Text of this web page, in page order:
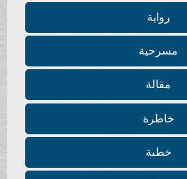
رواية
مسرحية
مقالة
خاطرة
خطبة